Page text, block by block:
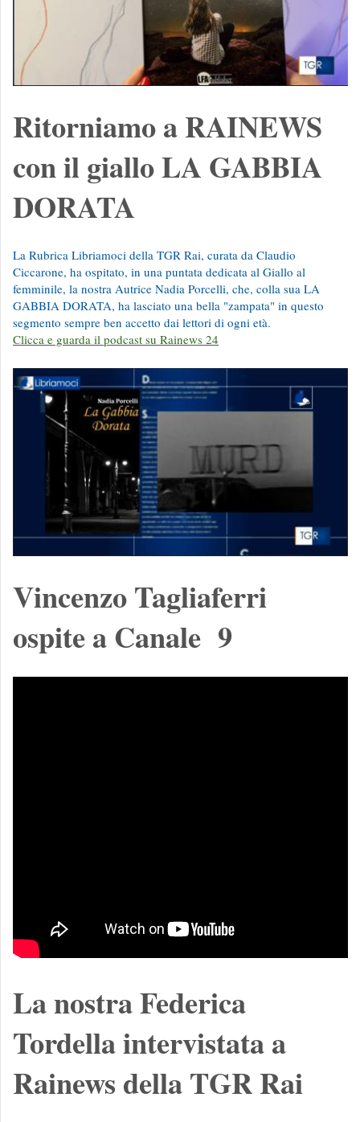
Ritorniamo a RAINEWS
con il giallo LA GABBIA
DORATA
La Rubrica Libriamoci della TGR Rai, curata da Claudio
Ciccarone, ha ospitato, in una puntata dedicata al Giallo al
femminile, la nostra Autrice Nadia Porcelli, che, colla sua LA
GABBIA DORATA, ha lasciato una bella "zampata" in questo
segmento sempre ben accetto dai lettori di ogni età.
Clicca e guarda il podcast su Rainews 24
Vincenzo Tagliaferri
ospite a Canale 9
La nostra Federica
Tordella intervistata a
Rainews della TGR Rai